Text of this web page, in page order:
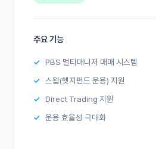
주요 기능
PBS 멀티매니저 매매 시스템
스왑(헷지펀드 운용) 지원
Direct Trading 지원
운용 효율성 극대화